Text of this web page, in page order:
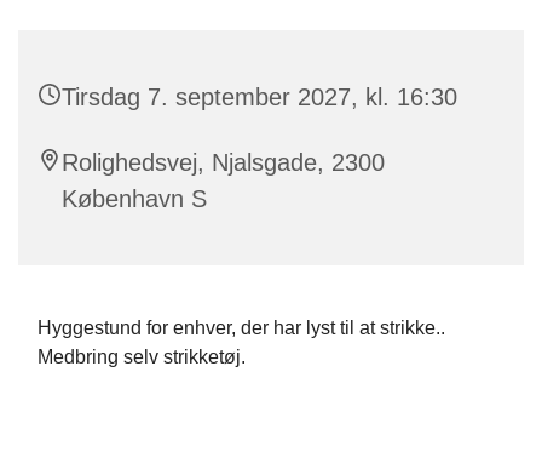
Tirsdag 7. september 2027, kl. 16:30
Rolighedsvej, Njalsgade, 2300
København S
Hyggestund for enhver, der har lyst til at strikke..
Medbring selv strikketøj.